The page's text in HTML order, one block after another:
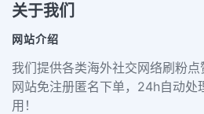
关于我们
网站介绍
我们提供各类海外社交网络刷粉点
网站免注册匿名下单，24h自动处
用！